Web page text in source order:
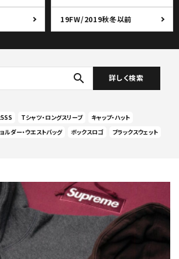
19FW/2019秋冬以前
search 詳しく検索
Tシャツ・ロングスリーブ
キャップ・ハット
ルダー・ウエストバッグ ボックスロゴ ブラックスウェット